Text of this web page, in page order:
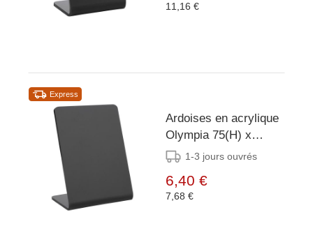
11,16 €
Express
Ardoises en acrylique
Olympia 75(H) x
50(L)mm (lot de 4)
1-3 jours ouvrés
6,40 €
7,68 €